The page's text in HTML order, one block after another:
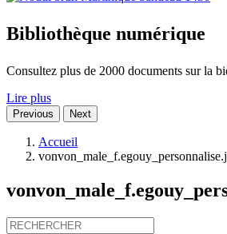
Bibliothèque numérique
Consultez plus de 2000 documents sur la
Lire plus
Previous Next
Accueil